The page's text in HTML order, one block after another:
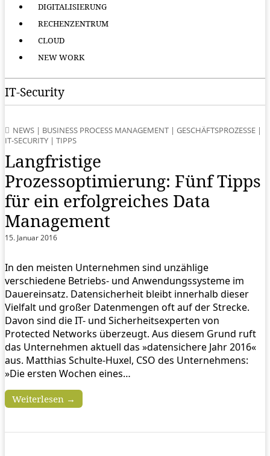
DIGITALISIERUNG
RECHENZENTRUM
CLOUD
NEW WORK
IT-Security
NEWS | BUSINESS PROCESS MANAGEMENT | GESCHÄFTSPROZESSE |
IT-SECURITY | TIPPS
Langfristige
Prozessoptimierung: Fünf Tipps
für ein erfolgreiches Data
Management
15. Januar 2016
In den meisten Unternehmen sind unzählige
verschiedene Betriebs- und Anwendungssysteme im
Dauereinsatz. Datensicherheit bleibt innerhalb dieser
Vielfalt und großer Datenmengen oft auf der Strecke.
Davon sind die IT- und Sicherheitsexperten von
Protected Networks überzeugt. Aus diesem Grund ruft
das Unternehmen aktuell das »datensichere Jahr 2016«
aus. Matthias Schulte-Huxel, CSO des Unternehmens:
»Die ersten Wochen eines…
Weiterlesen →